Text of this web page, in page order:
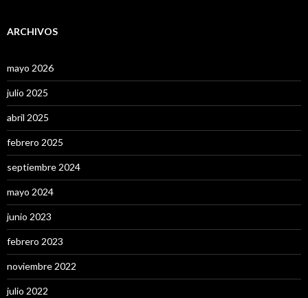
ARCHIVOS
mayo 2026
julio 2025
abril 2025
febrero 2025
septiembre 2024
mayo 2024
junio 2023
febrero 2023
noviembre 2022
julio 2022